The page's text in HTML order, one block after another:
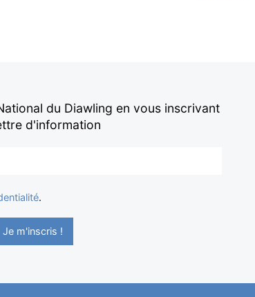
du Diawling en vous inscrivant
d'information
.
Je m'inscris !